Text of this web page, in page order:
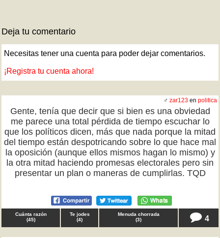
Deja tu comentario
Necesitas tener una cuenta para poder dejar comentarios.
¡Registra tu cuenta ahora!
♂ zar123 en politica
Gente, tenía que decir que si bien es una obviedad
me parece una total pérdida de tiempo escuchar lo
que los políticos dicen, más que nada porque la mitad
del tiempo están despotricando sobre lo que hace mal
la oposición (aunque ellos mismos hagan lo mismo) y
la otra mitad haciendo promesas electorales pero sin
presentar un plan o maneras de cumplirlas. TQD
Cuánta razón
(45)
Te jodes
(4)
Menuda chorrada
(3) 4